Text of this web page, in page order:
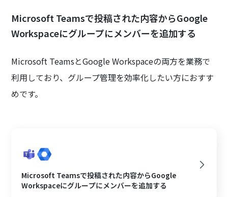
Microsoft Teamsで投稿された内容からGoogle
Workspaceにグループにメンバーを追加する
Microsoft TeamsとGoogle Workspaceの両方を業務で
利用しており、グループ管理を効率化したい方におすす
めです。
Microsoft Teamsで投稿された内容からGoogle
Workspaceにグループにメンバーを追加する